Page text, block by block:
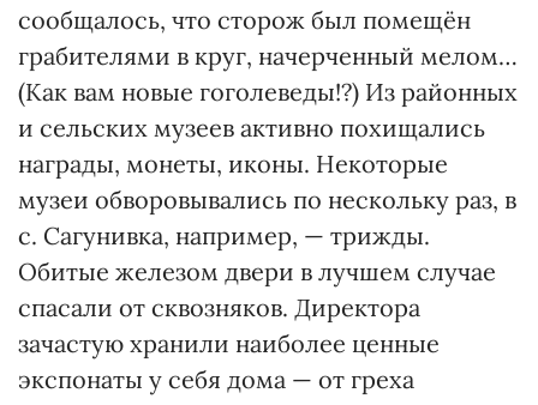
сообщалось, что сторож был помещён
грабителями в круг, начерченный мелом…
(Как вам новые гоголеведы!?) Из районных
и сельских музеев активно похищались
награды, монеты, иконы. Некоторые
музеи обворовывались по нескольку раз, в
с. Сагунивка, например, — трижды.
Обитые железом двери в лучшем случае
спасали от сквозняков. Директора
зачастую хранили наиболее ценные
экспонаты у себя дома — от греха